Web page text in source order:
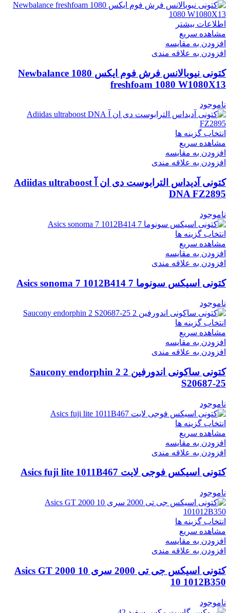
اطلاعات بیشتر
مشاهده سریع
افزودن به مقایسه
افزودن به علاقه مندی
کتونی نیوبالانس فرش فوم ایکس 1080 Newbalance
freshfoam 1080 W1080X13
ناموجود
انتخاب گزینه ها
مشاهده سریع
افزودن به مقایسه
افزودن به علاقه مندی
کتونی آدیداس الترابوست دی ان آ Adiidas ultraboost
DNA FZ2895
ناموجود
انتخاب گزینه ها
مشاهده سریع
افزودن به مقایسه
افزودن به علاقه مندی
کتونی اسیکس سونوما 7 Asics sonoma 7 1012B414
ناموجود
انتخاب گزینه ها
مشاهده سریع
افزودن به مقایسه
افزودن به علاقه مندی
کتونی ساکونی اندورفین 2 Saucony endorphin 2
S20687-25
ناموجود
انتخاب گزینه ها
مشاهده سریع
افزودن به مقایسه
افزودن به علاقه مندی
کتونی اسیکس فوجی لایت Asics fuji lite 1011B467
ناموجود
انتخاب گزینه ها
مشاهده سریع
افزودن به مقایسه
افزودن به علاقه مندی
کتونی اسیکس جی تی 2000 سری 10 Asics GT 2000
10 1012B350
ناموجود